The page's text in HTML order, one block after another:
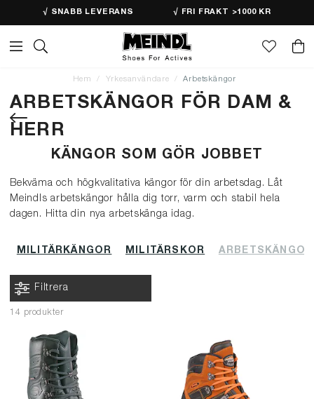
√ SNABB LEVERANS √ FRI FRAKT >1000 KR
Hem Yrkesanvändare Arbetskängor
ARBETSKÄNGOR FÖR DAM &
HERR
KÄNGOR SOM GÖR JOBBET
Bekväma och högkvalitativa kängor för din arbetsdag. Låt
Meindls arbetskängor hålla dig torr, varm och stabil hela
dagen. Hitta din nya arbetskänga idag.
MILITÄRKÄNGOR MILITÄRSKOR ARBETSKÄNGOR
Filtrera
14 produkter